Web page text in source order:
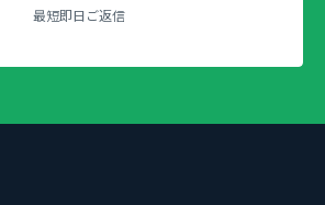
最短即日ご返信